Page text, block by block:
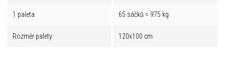
1 paleta 65 sáčků = 975 kg
Rozměr palety 120x100 cm